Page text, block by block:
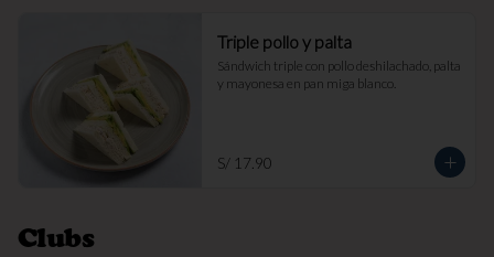
Triple pollo y palta
Sándwich triple con pollo deshilachado, palta
y mayonesa en pan miga blanco.
S/ 17.90
Clubs